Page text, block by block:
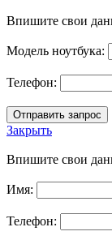
Впишите свои
Модель ноутбука:
Телефон:
Закрыть
Впишите свои
Имя:
Телефон: